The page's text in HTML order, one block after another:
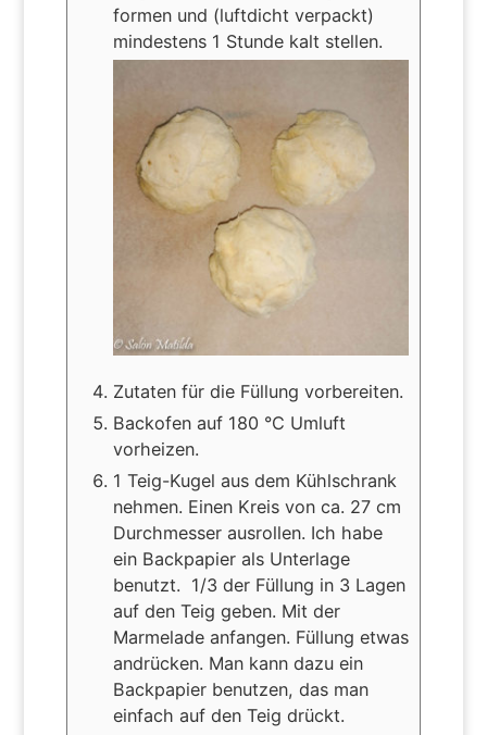
formen und (luftdicht verpackt)
mindestens 1 Stunde kalt stellen.
Zutaten für die Füllung vorbereiten.
Backofen auf 180 °C Umluft
vorheizen.
1 Teig-Kugel aus dem Kühlschrank
nehmen. Einen Kreis von ca. 27 cm
Durchmesser ausrollen. Ich habe
ein Backpapier als Unterlage
benutzt. 1/3 der Füllung in 3 Lagen
auf den Teig geben. Mit der
Marmelade anfangen. Füllung etwas
andrücken. Man kann dazu ein
Backpapier benutzen, das man
einfach auf den Teig drückt.